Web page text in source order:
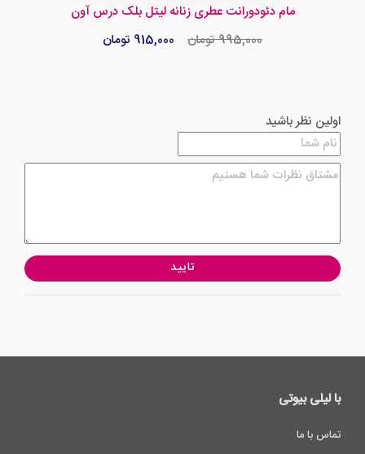
مام دئودورانت عطری زنانه لیتل بلک درس آون
995,000 تومان
915,000 تومان
اولین نظر باشید
تایید
با لیلی ‌بیوتی
تماس با ما